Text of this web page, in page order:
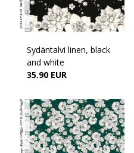
Sydäntalvi linen, black
and white
35.90 EUR